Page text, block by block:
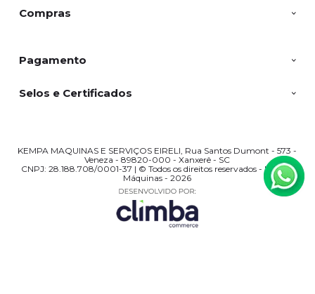
Compras
Pagamento
Selos e Certificados
KEMPA MAQUINAS E SERVIÇOS EIRELI, Rua Santos Dumont - 573 -
Veneza - 89820-000 - Xanxerê - SC
CNPJ: 28.188.708/0001-37 | © Todos os direitos reservados - Kempa
Máquinas - 2026